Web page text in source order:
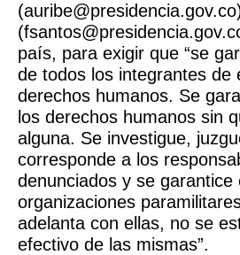
país, para exigir que “se
de todos los integrantes de
derechos humanos. Se
los derechos humanos sin
alguna. Se investigue,
corresponde a los
denunciados y se
organizaciones
adelanta con ellas, no se
efectivo de las mismas”.